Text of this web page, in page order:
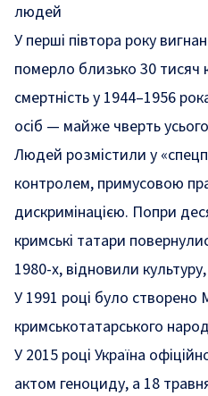
людей
У перші півтора року
померло близько 30 тисяч
смертність у 1944–1956
осіб — майже чверть
Людей розмістили у
контролем, примусовою
дискримінацією. Попри
кримські татари
1980-х, відновили
У 1991 році було створено
кримськотатарського
У 2015 році Україна
актом геноциду, а 18